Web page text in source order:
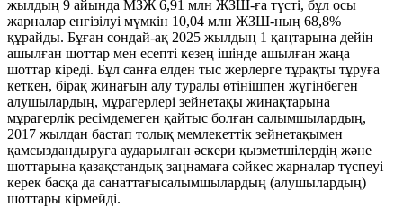
жылдың 9 айында МЗЖ 6,91 млн ЖЗШ-ға түсті, бұл осы
жарналар енгізілуі мүмкін 10,04 млн ЖЗШ-ның 68,8%
құрайды. Бұған сондай-ақ 2025 жылдың 1 қаңтарына дейін
ашылған шоттар мен есепті кезең ішінде ашылған жаңа
шоттар кіреді. Бұл санға елден тыс жерлерге тұрақты тұруға
кеткен, бірақ жинағын алу туралы өтінішпен жүгінбеген
алушылардың, мұрагерлері зейнетақы жинақтарына
мұрагерлік ресімдемеген қайтыс болған салымшылардың,
2017 жылдан бастап толық мемлекеттік зейнетақымен
қамсыздандыруға аударылған әскери қызметшілердің және
шоттарына қазақстандық заңнамаға сәйкес жарналар түспеуі
керек басқа да санаттағысалымшылардың (алушылардың)
шоттары кірмейді.